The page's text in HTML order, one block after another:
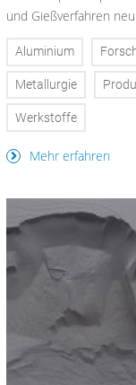
und Gießverfahren
Aluminium
Metallurgie
Werkstoffe
Mehr erfahren